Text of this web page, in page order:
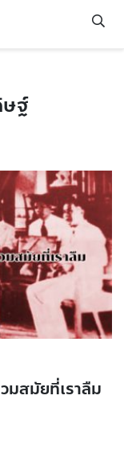
ฐ์
มสมัยที่เราลืม